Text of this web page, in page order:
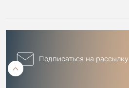
Подписаться на рассылку